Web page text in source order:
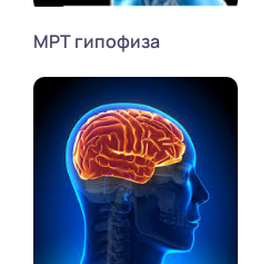
МРТ гипофиза